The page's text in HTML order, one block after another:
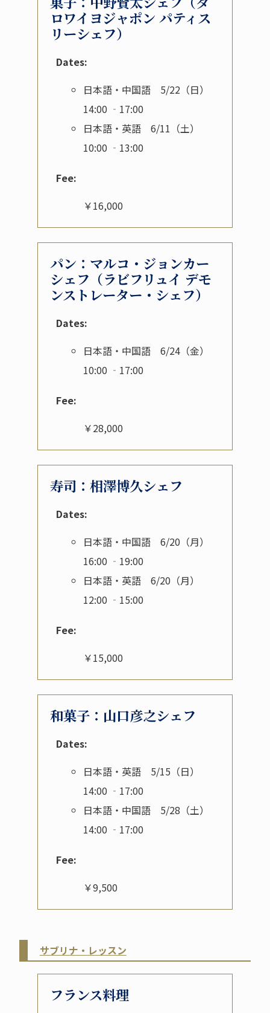
ロワイヨジャポン パティス
リーシェフ）
Dates:
日本語・中国語 5/22（日）
14:00 ‐17:00
日本語・英語 6/11（土）
10:00 ‐13:00
Fee:
￥16,000
パン：マルコ・ジョンカー
シェフ（ラビフリュイ デモ
ンストレーター・シェフ）
Dates:
日本語・中国語 6/24（金）
10:00 ‐17:00
Fee:
￥28,000
寿司：相澤博久シェフ
Dates:
日本語・中国語 6/20（月）
16:00 ‐19:00
日本語・英語 6/20（月）
12:00 ‐15:00
Fee:
￥15,000
和菓子：山口彦之シェフ
Dates:
日本語・英語 5/15（日）
14:00 ‐17:00
日本語・中国語 5/28（土）
14:00 ‐17:00
Fee:
￥9,500
サブリナ・レッスン
フランス料理